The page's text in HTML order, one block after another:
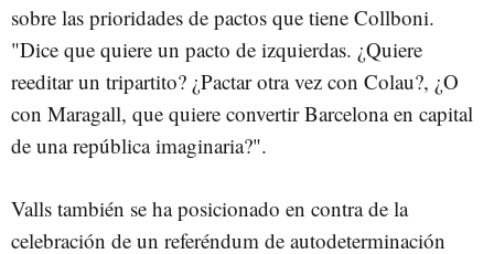
sobre las prioridades de pactos que tiene Collboni.
"Dice que quiere un pacto de izquierdas. ¿Quiere
reeditar un tripartito? ¿Pactar otra vez con Colau?, ¿O
con Maragall, que quiere convertir Barcelona en capital
de una república imaginaria?".
Valls también se ha posicionado en contra de la
celebración de un referéndum de autodeterminación